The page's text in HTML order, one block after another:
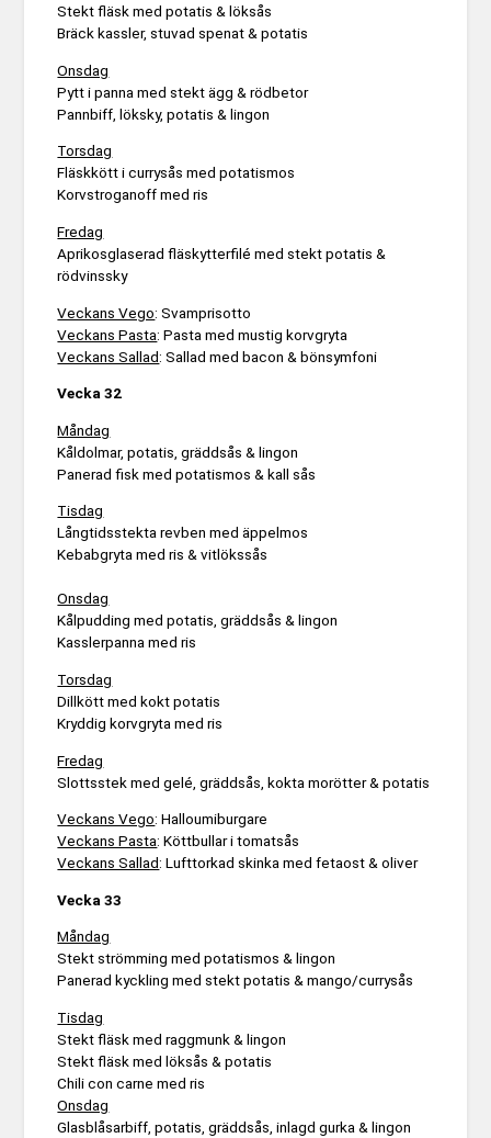
Stekt fläsk med potatis & löksås
Bräck kassler, stuvad spenat & potatis
Onsdag
Pytt i panna med stekt ägg & rödbetor
Pannbiff, löksky, potatis & lingon
Torsdag
Fläskkött i currysås med potatismos
Korvstroganoff med ris
Fredag
Aprikosglaserad fläskytterfilé med stekt potatis &
rödvinssky
Veckans Vego: Svamprisotto
Veckans Pasta: Pasta med mustig korvgryta
Veckans Sallad: Sallad med bacon & bönsymfoni
Vecka 32
Måndag
Kåldolmar, potatis, gräddsås & lingon
Panerad fisk med potatismos & kall sås
Tisdag
Långtidsstekta revben med äppelmos
Kebabgryta med ris & vitlökssås
Onsdag
Kålpudding med potatis, gräddsås & lingon
Kasslerpanna med ris
Torsdag
Dillkött med kokt potatis
Kryddig korvgryta med ris
Fredag
Slottsstek med gelé, gräddsås, kokta morötter & potatis
Veckans Vego: Halloumiburgare
Veckans Pasta: Köttbullar i tomatsås
Veckans Sallad: Lufttorkad skinka med fetaost & oliver
Vecka 33
Måndag
Stekt strömming med potatismos & lingon
Panerad kyckling med stekt potatis & mango/currysås
Tisdag
Stekt fläsk med raggmunk & lingon
Stekt fläsk med löksås & potatis
Chili con carne med ris
Onsdag
Glasblåsarbiff, potatis, gräddsås, inlagd gurka & lingon